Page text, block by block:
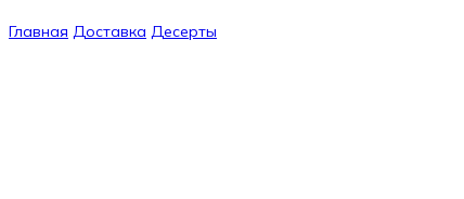
Главная Доставка Десерты